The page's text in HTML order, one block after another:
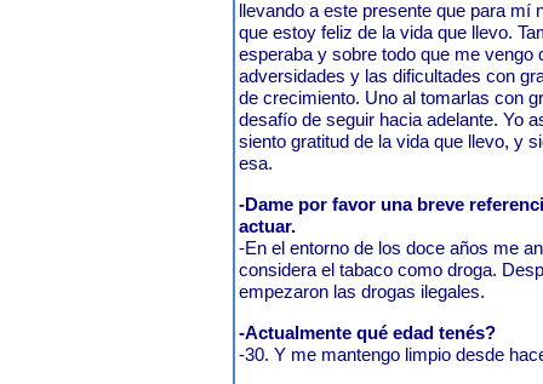
llevando a este presente que para mí
que estoy feliz de la vida que llevo.
esperaba y sobre todo que me vengo
adversidades y las dificultades con
de crecimiento. Uno al tomarlas con
desafío de seguir hacia adelante. Yo
siento gratitud de la vida que llevo, y
esa.
-Dame por favor una breve
actuar.
-En el entorno de los doce años me
considera el tabaco como droga.
empezaron las drogas ilegales.
-Actualmente qué edad tenés?
-30. Y me mantengo limpio desde